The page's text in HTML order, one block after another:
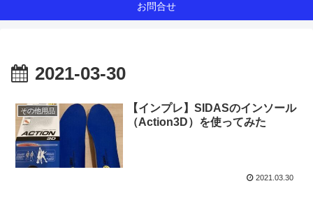
お問合せ
2021-03-30
その他用品
【インプレ】SIDASのインソール
（Action3D）を使ってみた
2021.03.30